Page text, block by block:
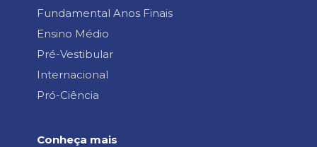
Fundamental Anos Finais
Ensino Médio
Pré-Vestibular
Internacional
Pró-Ciência
Conheça mais